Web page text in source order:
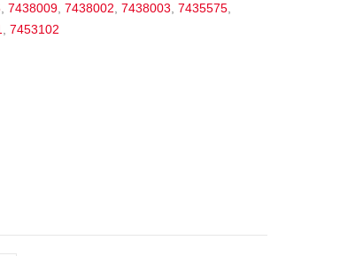
,7438009,7438002,7438003,7435575,
,7453102